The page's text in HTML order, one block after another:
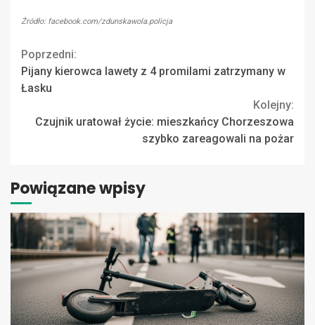
Źródło: facebook.com/zdunskawola.policja
Continue
Reading
Poprzedni:
Pijany kierowca lawety z 4 promilami zatrzymany w
Łasku
Kolejny:
Czujnik uratował życie: mieszkańcy Chorzeszowa
szybko zareagowali na pożar
Powiązane wpisy